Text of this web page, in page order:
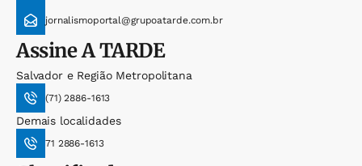
jornalismoportal@grupoatarde.com.br
AssineA TARDE
Salvador e Região Metropolitana
(71) 2886-1613
Demais localidades
71 2886-1613